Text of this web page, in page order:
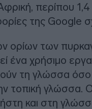
περίπου
της Google
ορίων των
ένα χρήσιμο
τη γλώσσα
τοπική γλώσσα.
και στη